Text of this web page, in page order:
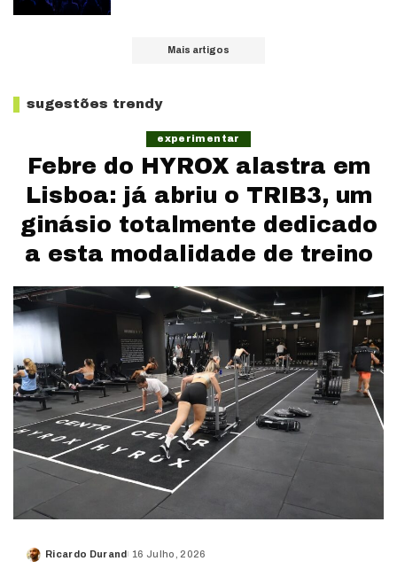
Mais artigos
sugestões trendy
experimentar
Febre do HYROX alastra em
Lisboa: já abriu o TRIB3, um
ginásio totalmente dedicado
a esta modalidade de treino
Posted
Ricardo Durand 16 Julho, 2026